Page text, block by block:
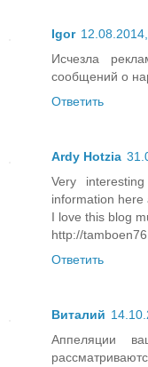
Igor
Исчезла
сообщений о
Ответить
Ardy Hotzia
Very
information here
I love this blog
http://
Ответить
Виталий
Аппеляции